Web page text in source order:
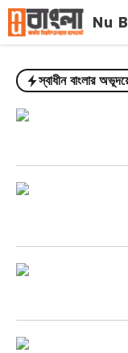
Skip
content
Nu
স্বাধীন বাংলার